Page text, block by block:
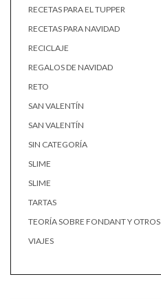
RECETAS PARA EL TUPPER
RECETAS PARA NAVIDAD
RECICLAJE
REGALOS DE NAVIDAD
RETO
SAN VALENTÍN
SAN VALENTÍN
SIN CATEGORÍA
SLIME
SLIME
TARTAS
TEORÍA SOBRE FONDANT Y OTROS
VIAJES